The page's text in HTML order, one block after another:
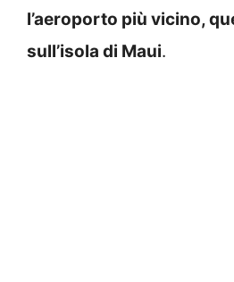
l’aeroporto più vicino,
sull’isola di Maui.